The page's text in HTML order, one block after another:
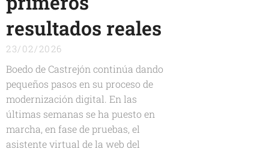
resultados reales
23/02/2026
Boedo de Castrejón continúa dando
pequeños pasos en su proceso de
modernización digital. En las
últimas semanas se ha puesto en
marcha, en fase de pruebas, el
asistente virtual de la web del